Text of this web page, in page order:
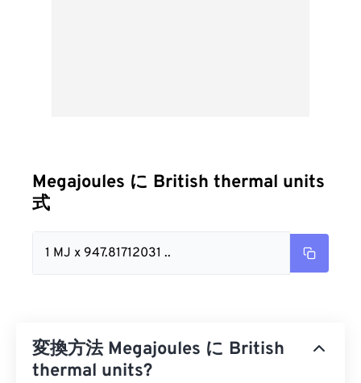
Megajoules に British thermal units
式
1 MJ x 947.81712031 ..
変換方法 Megajoules に British
thermal units?